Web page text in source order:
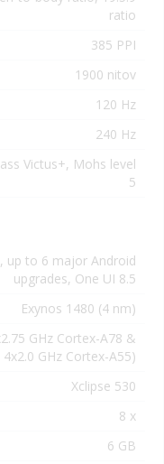
ratio
385 PPI
1900 nitov
120 Hz
240 Hz
Victus+, Mohs level
5
up to 6 major Android
upgrades, One UI 8.5
Exynos 1480 (4 nm)
GHz Cortex-A78 &
4x2.0 GHz Cortex-A55)
Xclipse 530
8 x
6 GB